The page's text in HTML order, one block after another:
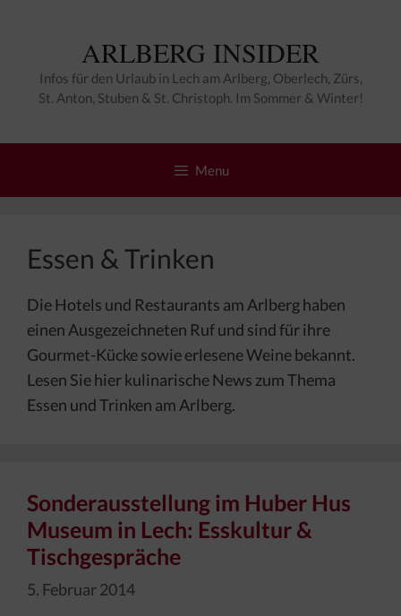
ARLBERG INSIDER
Infos für den Urlaub in Lech am Arlberg, Oberlech, Zürs,
St. Anton, Stuben & St. Christoph. Im Sommer & Winter!
Menu
Essen & Trinken
Die Hotels und Restaurants am Arlberg haben
einen Ausgezeichneten Ruf und sind für ihre
Gourmet-Kücke sowie erlesene Weine bekannt.
Lesen Sie hier kulinarische News zum Thema
Essen und Trinken am Arlberg.
Sonderausstellung im Huber Hus
Museum in Lech: Esskultur &
Tischgespräche
5. Februar 2014